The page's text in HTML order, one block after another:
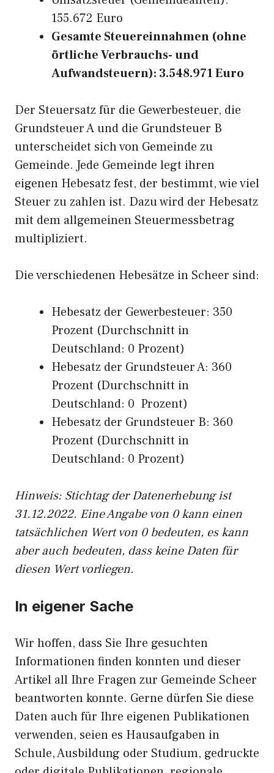
155.672 Euro
Gesamte Steuereinnahmen (ohne
örtliche Verbrauchs- und
Aufwandsteuern): 3.548.971 Euro
Der Steuersatz für die Gewerbesteuer, die
Grundsteuer A und die Grundsteuer B
unterscheidet sich von Gemeinde zu
Gemeinde. Jede Gemeinde legt ihren
eigenen Hebesatz fest, der bestimmt, wie viel
Steuer zu zahlen ist. Dazu wird der Hebesatz
mit dem allgemeinen Steuermessbetrag
multipliziert.
Die verschiedenen Hebesätze in Scheer sind:
Hebesatz der Gewerbesteuer: 350
Prozent (Durchschnitt in
Deutschland: 0 Prozent)
Hebesatz der Grundsteuer A: 360
Prozent (Durchschnitt in
Deutschland: 0 Prozent)
Hebesatz der Grundsteuer B: 360
Prozent (Durchschnitt in
Deutschland: 0 Prozent)
Hinweis: Stichtag der Datenerhebung ist
31.12.2022. Eine Angabe von 0 kann einen
tatsächlichen Wert von 0 bedeuten, es kann
aber auch bedeuten, dass keine Daten für
diesen Wert vorliegen.
In eigener Sache
Wir hoffen, dass Sie Ihre gesuchten
Informationen finden konnten und dieser
Artikel all Ihre Fragen zur Gemeinde Scheer
beantworten konnte. Gerne dürfen Sie diese
Daten auch für Ihre eigenen Publikationen
verwenden, seien es Hausaufgaben in
Schule, Ausbildung oder Studium, gedruckte